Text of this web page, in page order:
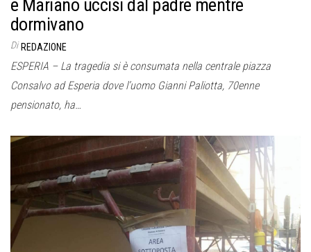
e Mariano uccisi dal padre mentre
dormivano
Di REDAZIONE
ESPERIA – La tragedia si è consumata nella centrale piazza
Consalvo ad Esperia dove l’uomo Gianni Paliotta, 70enne
pensionato, ha…